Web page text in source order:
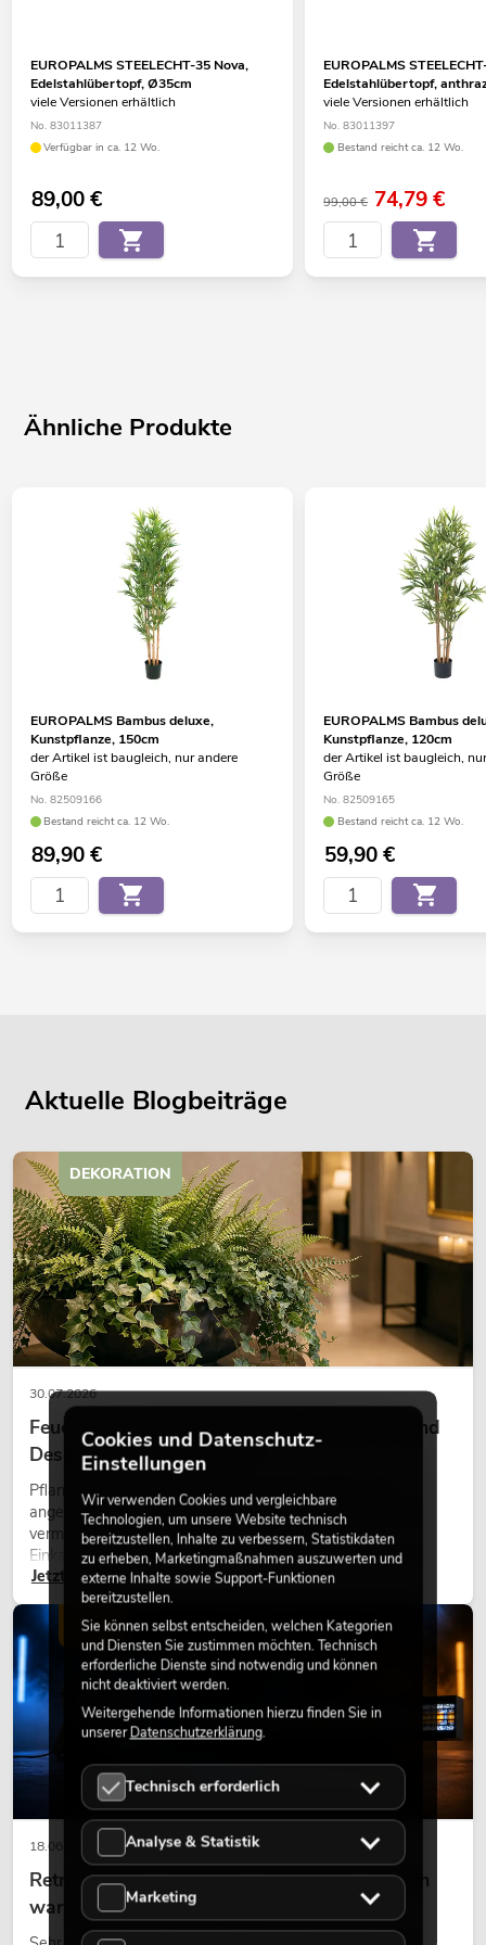
EUROPALMS STEELECHT-35 Nova,
Edelstahlübertopf, Ø35cm
viele Versionen erhältlich
No. 83011387
Verfügbar in ca. 12 Wo.
89,00€
EUROPALMS
Edelstahlübertopf,
viele Versionen erhältlich
No. 83011397
Bestand reicht ca. 12 Wo.
99,00 € 74,79€
Ähnliche Produkte
EUROPALMS Bambus deluxe,
Kunstpflanze, 150cm
der Artikel ist baugleich, nur andere
Größe
No. 82509166
Bestand reicht ca. 12 Wo.
89,90€
EUROPALMS Bambus
Kunstpflanze, 120cm
der Artikel ist baugleich,
Größe
No. 82509165
Bestand reicht ca. 12 Wo.
59,90€
Aktuelle Blogbeiträge
30.07.2026
Feuerhemmende Kunstpflanzen: Sicherheit und
Design perfekt kombiniert
Pflanzen machen Räume lebendig. Sie schaffen eine
angenehme Atmosphäre, verbessern das Ambiente und
vermitteln Natürlichkeit. Ob in Hotels, Restaurants,
Einkaufszentren, Bürogebäuden oder auf Messeständen:
eine hochwertige Begrünung gehört heute längst zum
modernen Raumkonzept.
Jetzt lesen
DEKORATION
18.06.2026
Retro-Licht im modernen Lichtdesign: Warum
warmes Licht wieder wirkt
LICHT
Cookies und Datenschutz-
Einstellungen
Wir verwenden Cookies und vergleichbare
Technologien, um unsere Website technisch
bereitzustellen, Inhalte zu verbessern, Statistikdaten
zu erheben, Marketingmaßnahmen auszuwerten und
externe Inhalte sowie Support-Funktionen
bereitzustellen.
Sie können selbst entscheiden, welchen Kategorien
und Diensten Sie zustimmen möchten. Technisch
erforderliche Dienste sind notwendig und können
nicht deaktiviert werden.
Weitergehende Informationen hierzu finden Sie in
unsererDatenschutzerklärung.
Technisch erforderlich
Analyse & Statistik
Marketing